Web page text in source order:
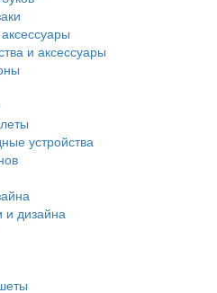
и аксессуары
устройства
и дизайна